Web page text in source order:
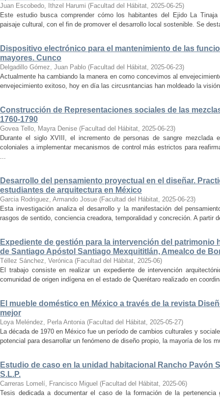
Juan Escobedo, Ithzel Harumi (Facultad del Hábitat, 2025-06-25)
Este estudio busca comprender cómo los habitantes del Ejido La
paisaje cultural, con el fin de promover el desarrollo local sostenible. Se
Dispositivo electrónico para el mantenimiento de las
mayores. Cunco
Delgadillo Gómez, Juan Pablo (Facultad del Hábitat, 2025-06-23)
Actualmente ha cambiando la manera en como concevimos al
envejecimiento exitoso, hoy en día las circusntancias han moldeado la
Construcción de Representaciones sociales de las
1760-1790
Govea Tello, Mayra Denise (Facultad del Hábitat, 2025-06-23)
Durante el siglo XVIII, el incremento de personas de sangre
coloniales a implementar mecanismos de control más estrictos para
...
Desarrollo del pensamiento proyectual en el diseñar.
estudiantes de arquitectura en México
Garcia Rodriguez, Armando Josue (Facultad del Hábitat, 2025-06-23)
Esta investigación analiza el desarrollo y la manifestación del
rasgos de sentido, conciencia creadora, temporalidad y concreción. A partir
Expediente de gestión para la intervención del patrimonio
de Santiago Apóstol Santiago Mexquititlán, Amealco de
Téllez Sánchez, Verónica (Facultad del Hábitat, 2025-06)
El trabajo consiste en realizar un expediente de intervención
comunidad de origen indígena en el estado de Querétaro realizado en
El mueble doméstico en México a través de la revista
mejor
Loya Meléndez, Perla Antonia (Facultad del Hábitat, 2025-05-27)
La década de 1970 en México fue un período de cambios culturales y
potencial para desarrollar un fenómeno de diseño propio, la mayoría de los
Estudio de caso en la unidad habitacional Rancho Pavón
S.L.P.
Carreras Lomelí, Francisco Miguel (Facultad del Hábitat, 2025-06)
Tesis dedicada a documentar el caso de la formación de la